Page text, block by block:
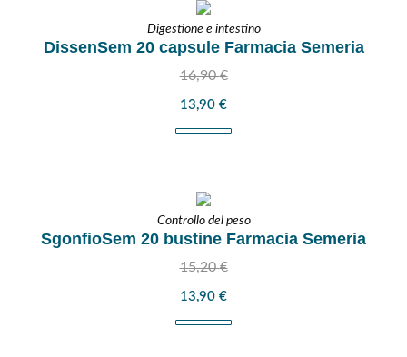
Digestione e intestino
DissenSem 20 capsule Farmacia Semeria
16,90€
13,90 €
Controllo del peso
SgonfioSem 20 bustine Farmacia Semeria
15,20€
13,90 €